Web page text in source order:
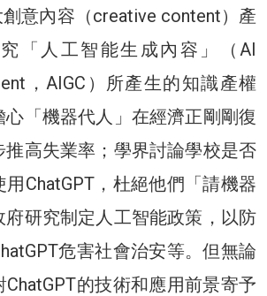
創意內容（creative content）產
「人工智能生成內容」（AI
，AIGC）所產生的知識產權
心「機器代人」在經濟正剛剛復
推高失業率；學界討論學校是否
ChatGPT，杜絕他們「請機器
府研究制定人工智能政策，以防
危害社會治安等。但無論
的技術和應用前景寄予